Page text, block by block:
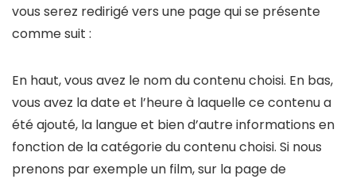
vous serez redirigé vers une page qui se présente
comme suit :
En haut, vous avez le nom du contenu choisi. En bas,
vous avez la date et l’heure à laquelle ce contenu a
été ajouté, la langue et bien d’autre informations en
fonction de la catégorie du contenu choisi. Si nous
prenons par exemple un film, sur la page de